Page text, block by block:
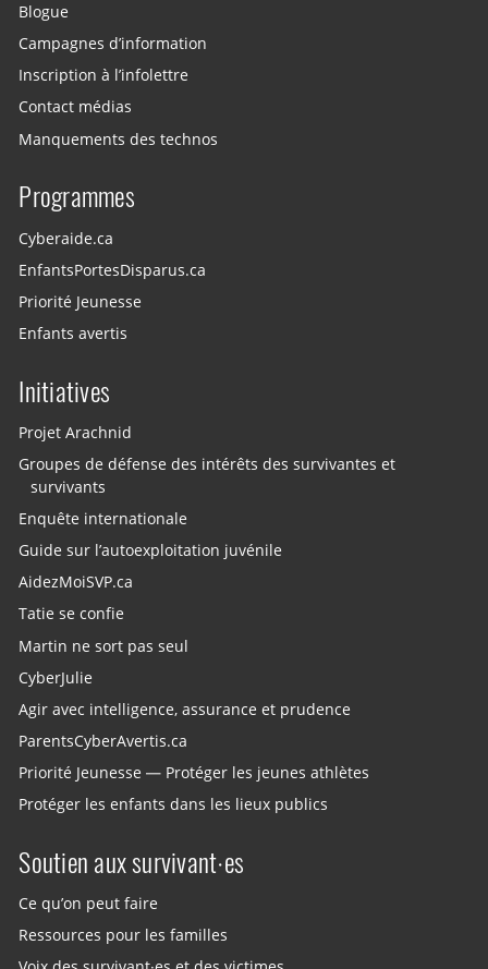
Blogue
Campagnes d’information
Inscription à l’infolettre
Contact médias
Manquements des technos
Programmes
Cyberaide.ca
EnfantsPortesDisparus.ca
Priorité Jeunesse
Enfants avertis
Initiatives
Projet Arachnid
Groupes de défense des intérêts des survivantes et
survivants
Enquête internationale
Guide sur l’autoexploitation juvénile
AidezMoiSVP.ca
Tatie se confie
Martin ne sort pas seul
CyberJulie
Agir avec intelligence, assurance et prudence
ParentsCyberAvertis.ca
Priorité Jeunesse — Protéger les jeunes athlètes
Protéger les enfants dans les lieux publics
Soutien aux survivant·es
Ce qu’on peut faire
Ressources pour les familles